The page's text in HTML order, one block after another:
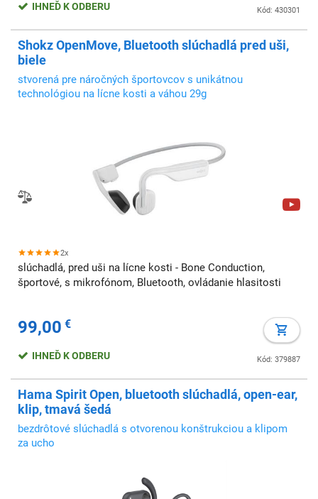
Kód: 430301
IHNEĎ K ODBERU
Shokz OpenMove, Bluetooth slúchadlá pred uši,
biele
stvorená pre náročných športovcov s unikátnou
technológiou na lícne kosti a váhou 29g
2x
slúchadlá, pred uši na lícne kosti - Bone Conduction,
športové, s mikrofónom, Bluetooth, ovládanie hlasitosti
99,00 €
Kód: 379887
IHNEĎ K ODBERU
Hama Spirit Open, bluetooth slúchadlá, open-ear,
klip, tmavá šedá
bezdrôtové slúchadlá s otvorenou konštrukciou a klipom
za ucho